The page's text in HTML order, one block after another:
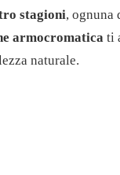
stagioni, ognuna
armocromaticati
naturale.